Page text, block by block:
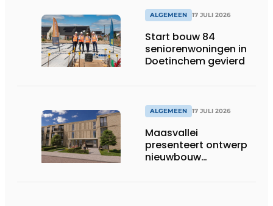
ALGEMEEN 17 JULI 2026
Start bouw 84
seniorenwoningen in
Doetinchem gevierd
ALGEMEEN 17 JULI 2026
Maasvallei
presenteert ontwerp
nieuwbouw